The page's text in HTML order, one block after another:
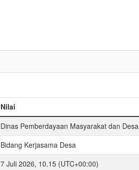
Nilai
Dinas Pemberdayaan Masyarakat dan Desa
Bidang Kerjasama Desa
7 Juli 2026, 10.15 (UTC+00:00)